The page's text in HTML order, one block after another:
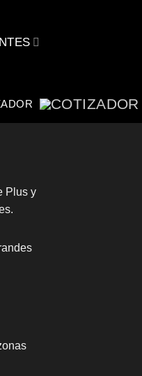
Plus y